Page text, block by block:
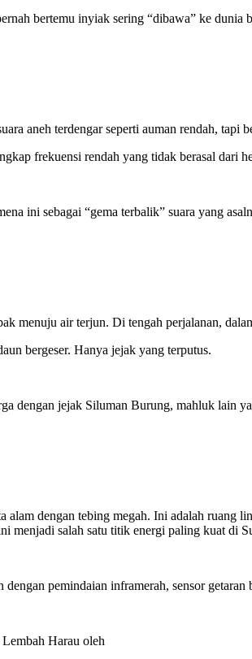
bertemu inyiak sering “dibawa” ke
aneh terdengar seperti auman rendah,
frekuensi rendah yang tidak berasal dari
ini sebagai “gema terbalik” suara yang
menuju air terjun. Di tengah perjalanan,
bergeser. Hanya jejak yang terputus.
dengan jejak Siluman Burung, mahluk lain
alam dengan tebing megah. Ini adalah ruang
menjadi salah satu titik energi paling kuat di
pemindaian inframerah, sensor
Harau oleh